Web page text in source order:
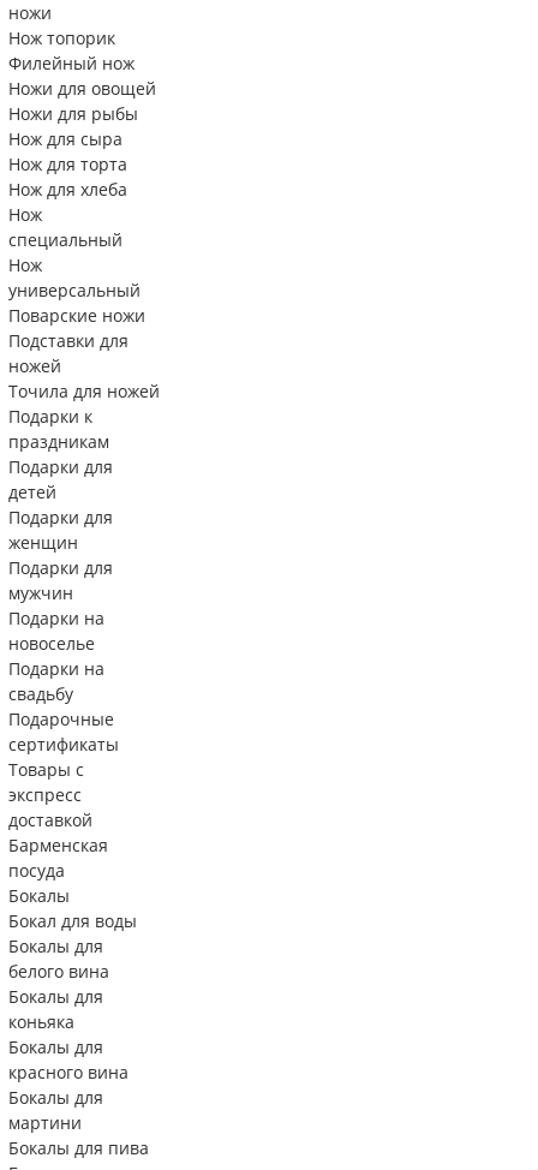
ножи
Нож топорик
Филейный нож
Ножи для овощей
Ножи для рыбы
Нож для сыра
Нож для торта
Нож для хлеба
Нож
специальный
Нож
универсальный
Поварские ножи
Подставки для
ножей
Точила для ножей
Подарки к
праздникам
Подарки для
детей
Подарки для
женщин
Подарки для
мужчин
Подарки на
новоселье
Подарки на
свадьбу
Подарочные
сертификаты
Товары с
экспресс
доставкой
Барменская
посуда
Бокалы
Бокал для воды
Бокалы для
белого вина
Бокалы для
коньяка
Бокалы для
красного вина
Бокалы для
мартини
Бокалы для пива